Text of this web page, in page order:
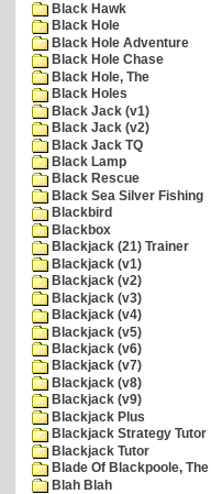
Black Hawk
Black Hole
Black Hole Adventure
Black Hole Chase
Black Hole, The
Black Holes
Black Jack (v1)
Black Jack (v2)
Black Jack TQ
Black Lamp
Black Rescue
Black Sea Silver Fishing
Blackbird
Blackbox
Blackjack (21) Trainer
Blackjack (v1)
Blackjack (v2)
Blackjack (v3)
Blackjack (v4)
Blackjack (v5)
Blackjack (v6)
Blackjack (v7)
Blackjack (v8)
Blackjack (v9)
Blackjack Plus
Blackjack Strategy Tutor
Blackjack Tutor
Blade Of Blackpoole, The
Blah Blah